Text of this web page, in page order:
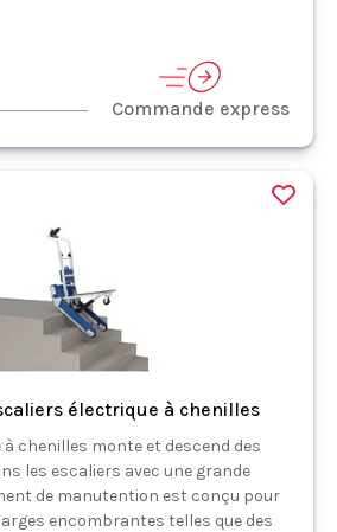
Commande express
électrique à chenilles
à chenilles monte et descend des
les escaliers avec une grande
de manutention est conçu pour
encombrantes telles que des